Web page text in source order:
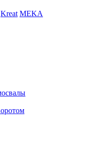
Kreat MEKA